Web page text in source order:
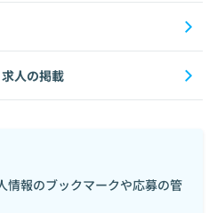
人の掲載
情報のブックマークや応募の管